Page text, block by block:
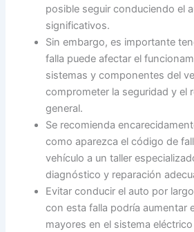
posible seguir conduciendo el
significativos.
Sin embargo, es importante
falla puede afectar el
sistemas y componentes del
comprometer la seguridad y el
general.
Se recomienda
como aparezca el código de
vehículo a un taller
diagnóstico y reparación
Evitar conducir el auto por
con esta falla podría aumentar
mayores en el sistema